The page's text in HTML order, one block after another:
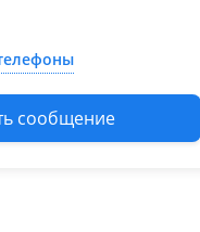
сообщение